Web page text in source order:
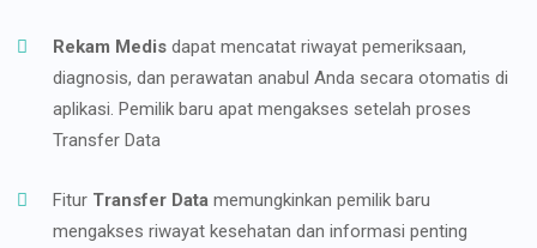
Rekam Medis dapat mencatat riwayat pemeriksaan,
diagnosis, dan perawatan anabul Anda secara otomatis di
aplikasi. Pemilik baru apat mengakses setelah proses
Transfer Data
Fitur Transfer Data memungkinkan pemilik baru
mengakses riwayat kesehatan dan informasi penting